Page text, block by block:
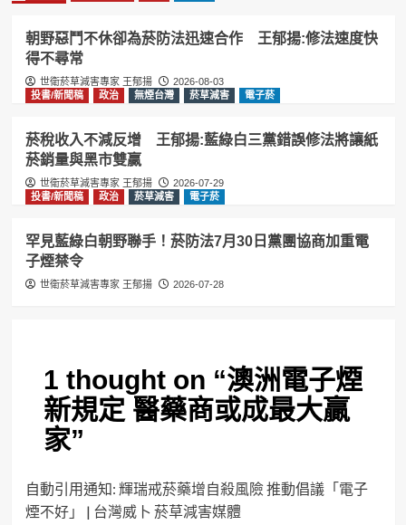
朝野惡鬥不休卻為菸防法迅速合作 王郁揚:修法速度快
得不尋常
世衛菸草減害專家 王郁揚
2026-08-03
投書/新聞稿
政治 無煙台灣 菸草減害 電子菸
菸稅收入不減反增 王郁揚:藍綠白三黨錯誤修法將讓紙
菸銷量與黑市雙贏
世衛菸草減害專家 王郁揚
2026-07-29
投書/新聞稿
政治 菸草減害 電子菸
罕見藍綠白朝野聯手！菸防法7月30日黨團協商加重電
子煙禁令
世衛菸草減害專家 王郁揚 2026-07-28
1 thought on “澳洲電子煙
新規定 醫藥商或成最大贏
家”
自動引用通知: 輝瑞戒菸藥增自殺風險 推動倡議「電子
煙不好」 | 台灣威卜 菸草減害媒體